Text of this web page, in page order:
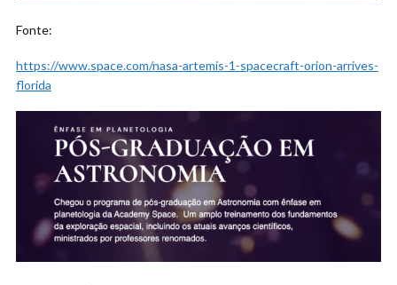
Fonte:
https://www.space.com/nasa-artemis-1-spacecraft-orion-arrives-
florida